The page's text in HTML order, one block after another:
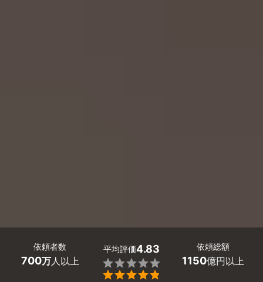
依頼者数
700万人以上
平均評価4.83


依頼総額
1150億円以上